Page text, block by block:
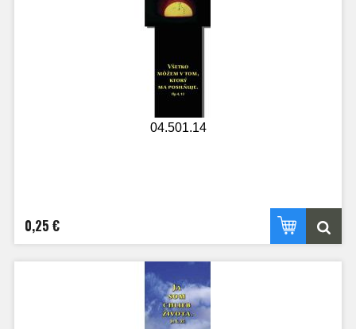
04.501.14
0,25 €